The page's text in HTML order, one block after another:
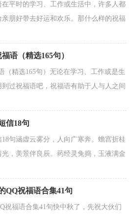
平时的学习、工作或生活中，许多人都
朋好带去好运和欢乐。那什么样的祝福
以下是小编收集整理的...
语（精选165句）
（精选165句）无论在学习、工作或是生
过祝福语吧，祝福语有助于人与人之间
人会觉得祝福语很难写吧，...
信18句
句涵虚云雾分，人向广寒奔。蟾宫折桂
，美景伴良辰。药经灵兔捣，玉液满金
。中秋节快乐！以下是小编为...
QQ祝福语合集41句
祝福语合集41句快中秋了，先祝大伙们